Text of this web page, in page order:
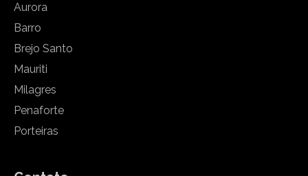
Aurora
Barro
Brejo Santo
Mauriti
Milagres
Penaforte
Porteiras